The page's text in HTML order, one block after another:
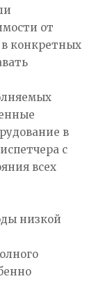
от
конкретных
в
с
всех
низкой